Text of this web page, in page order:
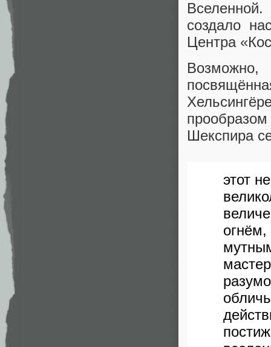
создало
Центра
Возможно,
Шекспира
этот